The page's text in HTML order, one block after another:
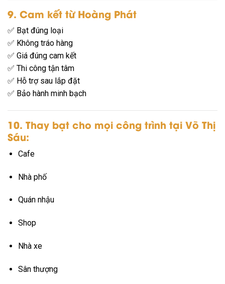
9. Cam kết từ Hoàng Phát
✅ Bạt đúng loại
✅ Không tráo hàng
✅ Giá đúng cam kết
✅ Thi công tận tâm
✅ Hỗ trợ sau lắp đặt
✅ Bảo hành minh bạch
10. Thay bạt cho mọi công trình tại Võ Thị
Sáu:
Cafe
Nhà phố
Quán nhậu
Shop
Nhà xe
Sân thượng